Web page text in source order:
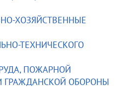
ХОЗЯЙСТВЕННЫЕ
ТЕХНИЧЕСКОГО
ПОЖАРНОЙ
ГРАЖДАНСКОЙ ОБОРОНЫ